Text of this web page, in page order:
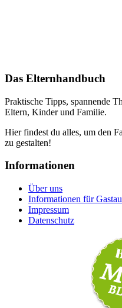
Das Elternhandbuch
Praktische Tipps, spannende
Eltern, Kinder und Familie.
Hier findest du alles, um den
zu gestalten!
Informationen
Über uns
Informationen für
Impressum
Datenschutz